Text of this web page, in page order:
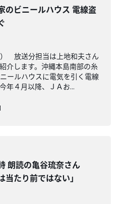
のビニールハウス 電線盗
放送分担当は上地和夫さん
介します。沖縄本島南部の糸
ールハウスに電気を引く電線
年４月以降、ＪＡお...
朗読の亀谷琉奈さん
当たり前ではない」